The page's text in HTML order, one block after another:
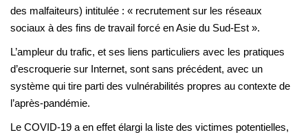
des malfaiteurs) intitulée : « recrutement sur les réseaux
sociaux à des fins de travail forcé en Asie du Sud-Est ».
L’ampleur du trafic, et ses liens particuliers avec les pratiques
d’escroquerie sur Internet, sont sans précédent, avec un
système qui tire parti des vulnérabilités propres au contexte de
l’après-pandémie.
Le COVID-19 a en effet élargi la liste des victimes potentielles,